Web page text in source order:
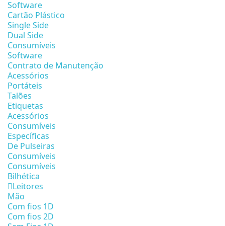
Software
Cartão Plástico
Single Side
Dual Side
Consumíveis
Software
Contrato de Manutenção
Acessórios
Portáteis
Talões
Etiquetas
Acessórios
Consumíveis
Específicas
De Pulseiras
Consumíveis
Consumíveis
Bilhética
Leitores
Mão
Com fios 1D
Com fios 2D